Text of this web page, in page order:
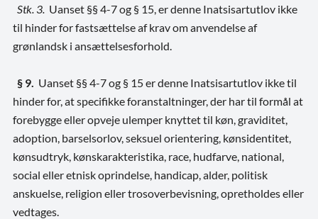
Stk. 3. Uanset §§ 4-7 og § 15, er denne Inatsisartutlov ikke
til hinder for fastsættelse af krav om anvendelse af
grønlandsk i ansættelsesforhold.
§ 9. Uanset §§ 4-7 og § 15 er denne Inatsisartutlov ikke til
hinder for, at specifikke foranstaltninger, der har til formål at
forebygge eller opveje ulemper knyttet til køn, graviditet,
adoption, barselsorlov, seksuel orientering, kønsidentitet,
kønsudtryk, kønskarakteristika, race, hudfarve, national,
social eller etnisk oprindelse, handicap, alder, politisk
anskuelse, religion eller trosoverbevisning, opretholdes eller
vedtages.